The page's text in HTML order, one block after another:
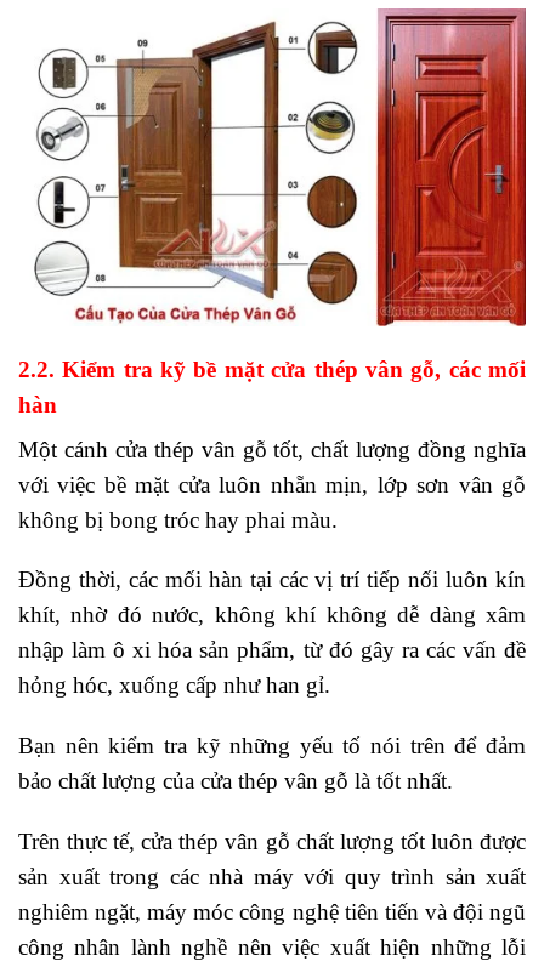
2.2. Kiểm tra kỹ bề mặt cửa thép vân gỗ, các mối
hàn
Một cánh cửa thép vân gỗ tốt, chất lượng đồng nghĩa
với việc bề mặt cửa luôn nhẵn mịn, lớp sơn vân gỗ
không bị bong tróc hay phai màu.
Đồng thời, các mối hàn tại các vị trí tiếp nối luôn kín
khít, nhờ đó nước, không khí không dễ dàng xâm
nhập làm ô xi hóa sản phẩm, từ đó gây ra các vấn đề
hỏng hóc, xuống cấp như han gỉ.
Bạn nên kiểm tra kỹ những yếu tố nói trên để đảm
bảo chất lượng của cửa thép vân gỗ là tốt nhất.
Trên thực tế, cửa thép vân gỗ chất lượng tốt luôn được
sản xuất trong các nhà máy với quy trình sản xuất
nghiêm ngặt, máy móc công nghệ tiên tiến và đội ngũ
công nhân lành nghề nên việc xuất hiện những lỗi